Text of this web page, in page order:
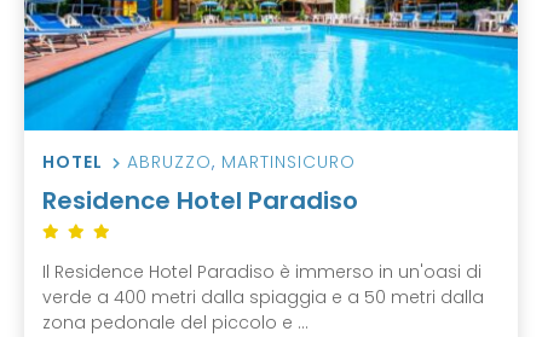
HOTEL ABRUZZO, MARTINSICURO
Residence Hotel Paradiso
Il Residence Hotel Paradiso è immerso in un'oasi di
verde a 400 metri dalla spiaggia e a 50 metri dalla
zona pedonale del piccolo e ...